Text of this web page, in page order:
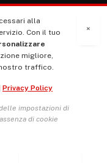
×
alla
Con il tuo
migliore,
traffico.
Privacy Policy
impostazioni di
di cookie